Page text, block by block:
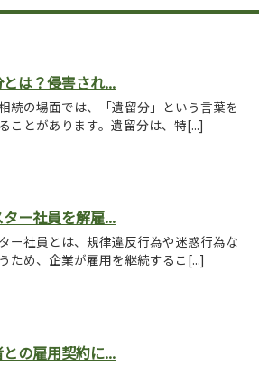
は？侵害され...
続の場面では、「遺留分」という言葉を
ことがあります。遺留分は、特[...]
ター社員を解雇...
ー社員とは、規律違反行為や迷惑行為な
ため、企業が雇用を継続するこ[...]
の雇用契約に...